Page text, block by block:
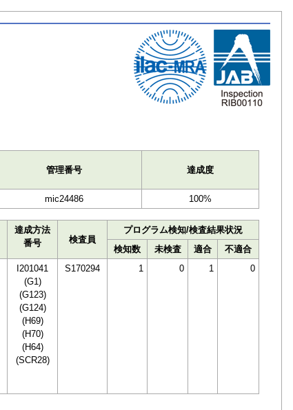
管理番号
達成度
mic24486 100%
達成方法
番号
検査員
プログラム検知/検査結果状況
検知数
未検査 適合
不適合
I201041
(G1)
(G123)
(G124)
(H69)
(H70)
(H64)
(SCR28)
S170294 1 0 1
0